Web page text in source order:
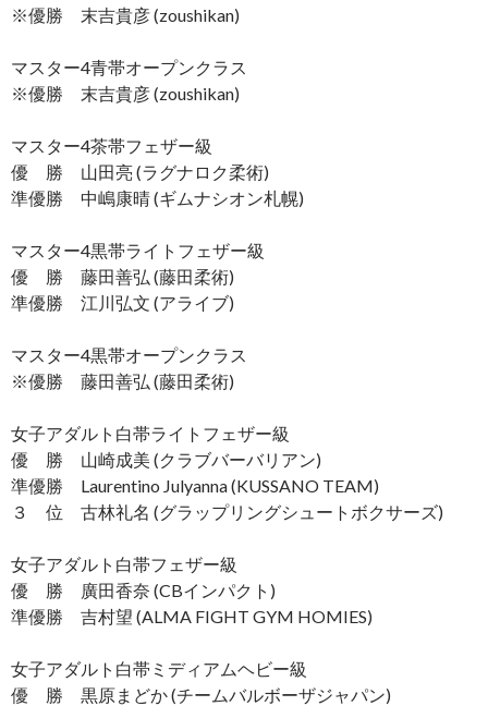
※優勝 末吉貴彦 (zoushikan)
マスター4青帯オープンクラス
※優勝 末吉貴彦 (zoushikan)
マスター4茶帯フェザー級
優 勝 山田亮 (ラグナロク柔術)
準優勝 中嶋康晴 (ギムナシオン札幌)
マスター4黒帯ライトフェザー級
優 勝 藤田善弘 (藤田柔術)
準優勝 江川弘文 (アライブ)
マスター4黒帯オープンクラス
※優勝 藤田善弘 (藤田柔術)
女子アダルト白帯ライトフェザー級
優 勝 山崎成美 (クラブバーバリアン)
準優勝 Laurentino Julyanna (KUSSANO TEAM)
３ 位 古林礼名 (グラップリングシュートボクサーズ)
女子アダルト白帯フェザー級
優 勝 廣田香奈 (CBインパクト)
準優勝 吉村望 (ALMA FIGHT GYM HOMIES)
女子アダルト白帯ミディアムヘビー級
優 勝 黒原まどか (チームバルボーザジャパン)